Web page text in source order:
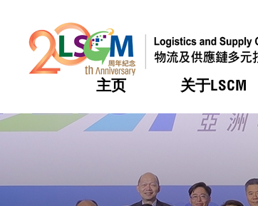
主页 关于LSCM
热门
热门
热门
热门
热门